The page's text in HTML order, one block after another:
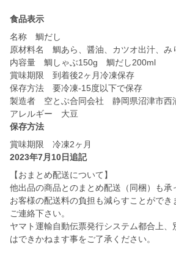
食品表示
名称 鯛だし
原材料名 鯛あら、醤油、カツオ出汁、み
内容量 鯛しゃぶ150g 鯛だし200ml
賞味期限 到着後2ヶ月冷凍保存
保存方法 要冷凍-15度以下で保存
製造者 空とぶ合同会社 静岡県沼津市西
アレルギー 大豆
保存方法
賞味期限 冷凍2ヶ月
2023年7月10日追記
【おまとめ配送について】
他出品の商品とのまとめ配送（同梱）も承
お客様の配送料の負担も減らすことができ
ご連絡下さい。
ヤマト運輸自動伝票発行システム都合上、
はできかねます事をご了承ください。